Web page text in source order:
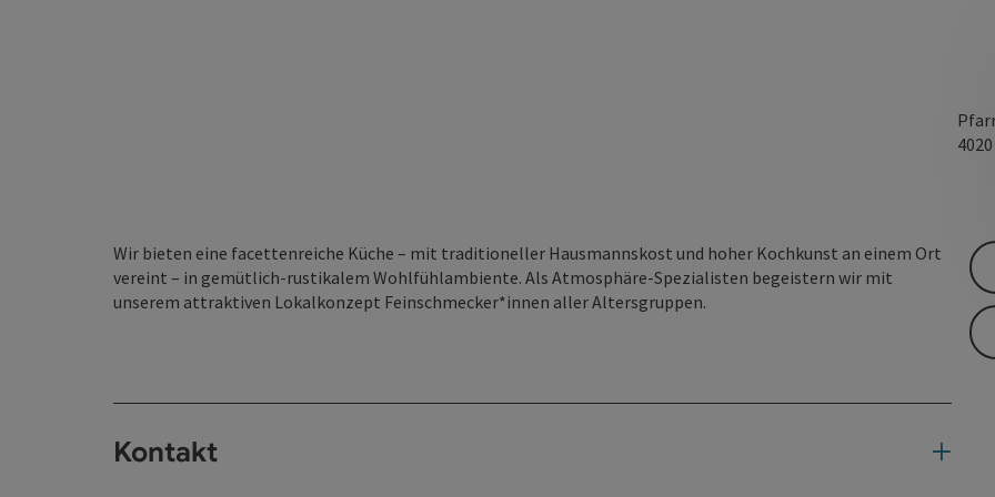
4020
Wir bieten eine facettenreiche Küche – mit traditioneller Hausmannskost und hoher Kochkunst an einem Ort
vereint – in gemütlich-rustikalem Wohlfühlambiente. Als Atmosphäre-Spezialisten begeistern wir mit
unserem attraktiven Lokalkonzept Feinschmecker*innen aller Altersgruppen.
Kontakt